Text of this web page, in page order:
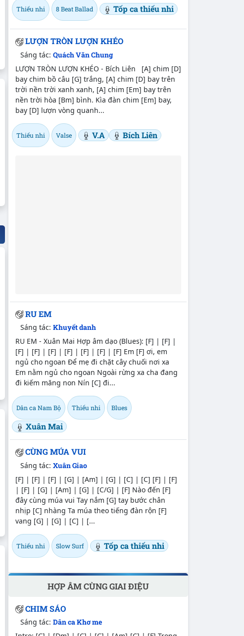
Thiếu nhi 8 Beat Ballad Tốp ca thiếu nhi
LƯỢN TRÒN LƯỢN KHÉO
Sáng tác:Quách Văn Chung
LƯỢN TRÒN LƯỢN KHÉO - Bích Liên [A] chim [D]
bay chim bồ câu [G] trắng, [A] chim [D] bay trên
trời nền trời xanh xanh, [A] chim [Em] bay trên
nền trời hòa [Bm] bình. Kìa đàn chim [Em] bay,
bay [D] lượn vòng quanh...
Thiếu nhi Valse V.A Bích Liên
RU EM
Sáng tác:Khuyết danh
RU EM - Xuân Mai Hợp âm dạo (Blues): [F] | [F] |
[F] | [F] | [F] | [F] | [F] | [F] | [F] Em [F] ơi, em
ngủ cho ngoan Để mẹ đi chặt cây chuối nơi xa
Em nằm ngủ cho ngoan Ngoài rừng xa cha đang
đi kiếm măng non Nín [C] đi...
Dân ca Nam Bộ Thiếu nhi Blues
Xuân Mai
CÙNG MÚA VUI
Sáng tác:Xuân Giao
[F] | [F] | [F] | [G] | [Am] | [G] | [C] | [C] [F] | [F]
| [F] | [G] | [Am] | [G] | [C/G] | [F] Nào đến [F]
đây cùng múa vui Tay nắm [G] tay bước chân
nhịp [C] nhàng Ta múa theo tiếng đàn rộn [F]
vang [G] | [G] | [C] | [...
Thiếu nhi Slow Surf Tốp ca thiếu nhi
HỢP ÂM CÙNG GIAI ĐIỆU
CHIM SÁO
Sáng tác:Dân ca Khơ me